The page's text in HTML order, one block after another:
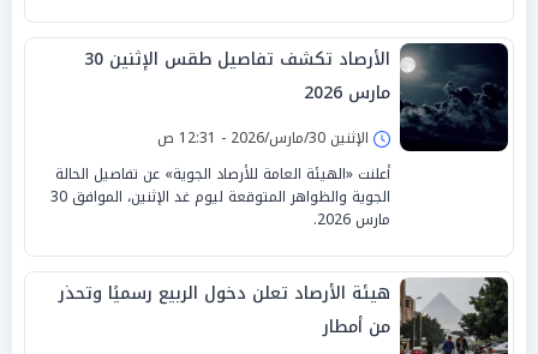
الأرصاد تكشف تفاصيل طقس الإثنين 30
مارس 2026
الإثنين 30/مارس/2026 - 12:31 ص
أعلنت «الهيئة العامة للأرصاد الجوية» عن تفاصيل الحالة
الجوية والظواهر المتوقعة ليوم غد الإثنين، الموافق 30
مارس 2026.
هيئة الأرصاد تعلن دخول الربيع رسميًا وتحذر
من أمطار